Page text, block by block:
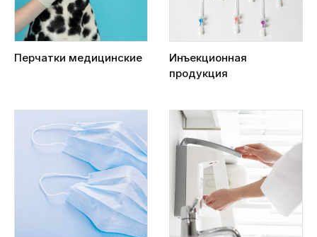
Перчатки медицинские
Инъекционная
продукция